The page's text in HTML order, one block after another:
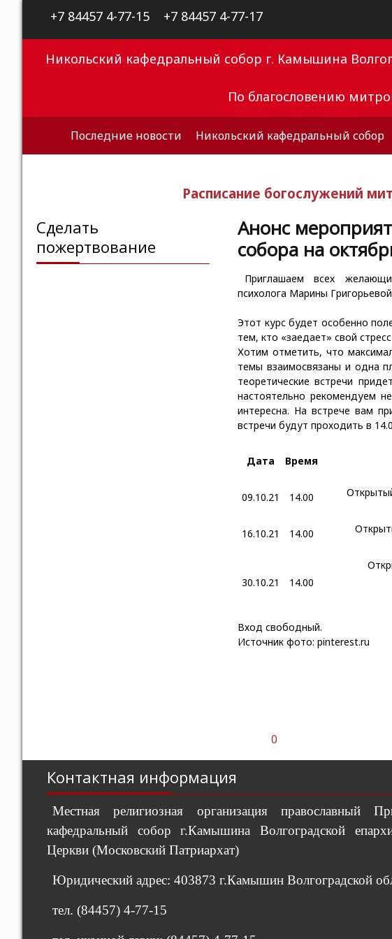
+7 84457 4-77-15 +7 84457 4-77-17
Никольский кафедральный собор г. Камышина
По благословению
Последние новости Никольский кафедральный собор
Расписание богослужений
Сделать
пожертвование
Анонс
собора на
Приглашаем всех
психолога Марины
Этот курс будет особенно
тем, кто «заедает» свой
Хотим отметить, что
темы взаимосвязаны и одна
теоретические встречи
настоятельно рекомендуем
интересна. На встрече вам
встречи будут проходить в
Дата Время
09.10.21 14.00
16.10.21 14.00
30.10.21 14.00
Вход свободный.
Источник фото: pinterest.ru
0
Контактная информация
Местная религиозная организация православный
кафедральный собор г.Камышина Волгоградской
Церкви (Московский Патриархат)
Юридический адрес: 403873 г.Камышин Волгоградской
тел. (84457) 4-77-15